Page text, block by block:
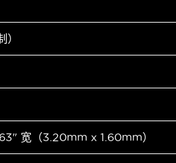
宽（3.20mm x 1.60mm）